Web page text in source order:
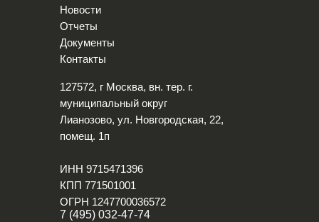
Новости
Отчеты
Документы
Контакты
127572, г Москва, вн. тер. г.
муниципальный округ
Лианозово, ул. Новгородская, 22,
помещ. 1п
ИНН 9715471396
КПП 771501001
ОГРН 1247700036572
7 (495) 032-47-74